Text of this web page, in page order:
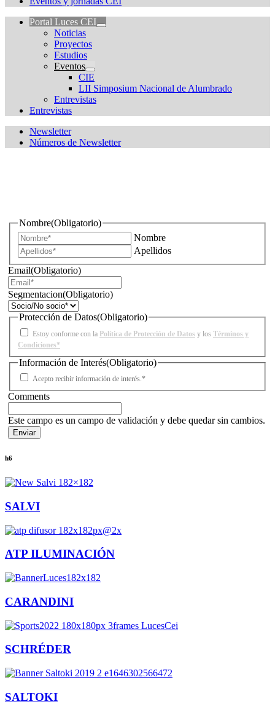
Portal Luces CEI
Noticias
Proyectos
Estudios
Eventos
CIE
LII Simposium Nacional de Alumbrado
Entrevistas
Entrevistas
Newsletter
Números de Newsletter
Nombre(Obligatorio)
Nombre
Apellidos
Email(Obligatorio)
Segmentacion(Obligatorio)
Protección de Datos(Obligatorio)
Estoy conforme con la Política de Protección de Datos y los Términos y
Condiciones*
Información de Interés(Obligatorio)
Acepto recibir información de interés.*
Comments
Este campo es un campo de validación y debe quedar sin cambios.
h6
SALVI
ATP ILUMINACIÓN
CARANDINI
SCHRÉDER
SALTOKI